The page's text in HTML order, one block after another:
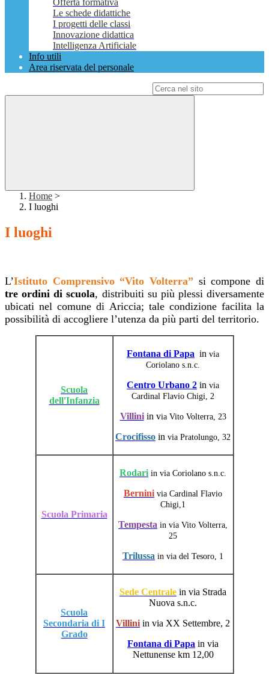
Offerta formativa
Le schede didattiche
I progetti delle classi
Innovazione didattica
Intelligenza Artificiale
Info utili
Area riservata del personale
Home >
I luoghi
I luoghi
L’Istituto Comprensivo “Vito Volterra” si compone di
tre ordini di scuola, distribuiti su più plessi diversamente
ubicati nel comune di Ariccia; tale condizione facilita la
possibilità di accogliere l’utenza da più parti del territorio.
Scuola
dell'Infanzia
Fontana di Papa in via
Coriolano s.n.c.
Centro Urbano 2 in via
Cardinal Flavio Chigi, 2
Villiniin via Vito Volterra, 23
Crocifisso in via Pratolungo, 32
Scuola Primaria
Rodari in via Coriolano s.n.c.
Bernini via Cardinal Flavio
Chigi,1
Tempesta in via Vito Volterra,
25
Trilussa in via del Tesoro, 1
Scuola
Secondaria di I
Grado
Sede Centrale in via Strada
Nuova s.n.c.
Villini in via XX Settembre, 2
Fontana di Papa in via
Nettunense km 12,00